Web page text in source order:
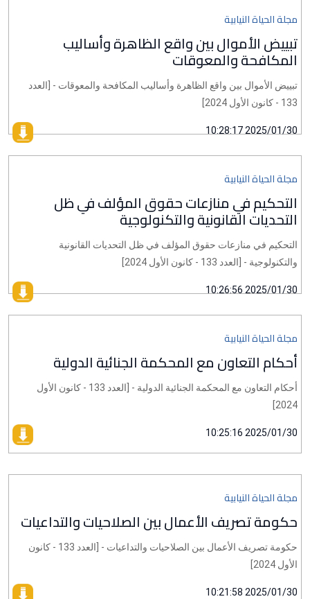
مجلة الحياة النيابية
تبييض الأموال بين واقع الظاهرة وأساليب
المكافحة والمعوقات
تبييض الأموال بين واقع الظاهرة وأساليب المكافحة والمعوقات - [العدد
133 - كانون الأول 2024]
2025/01/30 10:28:17
مجلة الحياة النيابية
التحكيم في منازعات حقوق المؤلف في ظل
التحديات القانونية والتكنولوجية
التحكيم في منازعات حقوق المؤلف في ظل التحديات القانونية
والتكنولوجية - [العدد 133 - كانون الأول 2024]
2025/01/30 10:26:56
مجلة الحياة النيابية
أحكام التعاون مع المحكمة الجنائية الدولية
أحكام التعاون مع المحكمة الجنائية الدولية - [العدد 133 - كانون الأول
2024]
2025/01/30 10:25:16
مجلة الحياة النيابية
حكومة تصريف الأعمال بين الصلاحيات والتداعيات
حكومة تصريف الأعمال بين الصلاحيات والتداعيات - [العدد 133 - كانون
الأول 2024]
2025/01/30 10:21:58